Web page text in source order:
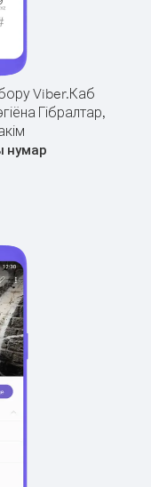
Viber.Каб
Гібралтар,
нумар